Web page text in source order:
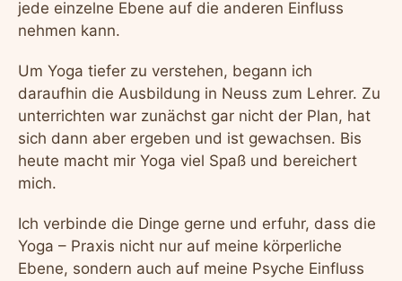
jede einzelne Ebene auf die anderen Einfluss
nehmen kann.
Um Yoga tiefer zu verstehen, begann ich
daraufhin die Ausbildung in Neuss zum Lehrer. Zu
unterrichten war zunächst gar nicht der Plan, hat
sich dann aber ergeben und ist gewachsen. Bis
heute macht mir Yoga viel Spaß und bereichert
mich.
Ich verbinde die Dinge gerne und erfuhr, dass die
Yoga – Praxis nicht nur auf meine körperliche
Ebene, sondern auch auf meine Psyche Einfluss